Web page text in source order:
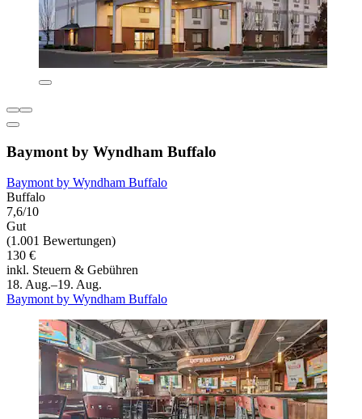
Baymont by Wyndham Buffalo
Baymont by Wyndham Buffalo
Buffalo
7,6/10
Gut
(1.001 Bewertungen)
130 €
inkl. Steuern & Gebühren
18. Aug.–19. Aug.
Baymont by Wyndham Buffalo